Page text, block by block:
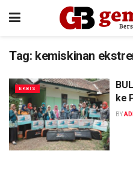
Tag: kemiskinan
EKBIS
ke
BY